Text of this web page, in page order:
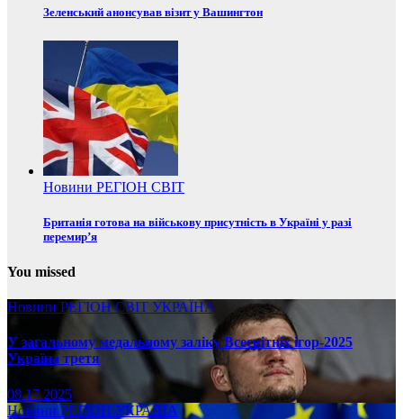
Зеленський анонсував візит у Вашингтон
Новини РЕГІОН СВІТ
Британія готова на військову присутність в Україні у разі
перемир’я
You missed
Новини РЕГІОНСВІТ УКРАЇНА
У загальному медальному заліку Всесвітніх ігор-2025
Україна третя
08.17.2025
НовиниРЕГІОН УКРАЇНА